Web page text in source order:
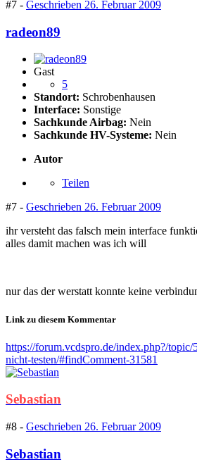
#7 - Geschrieben 26. Februar 2009
radeon89
Gast
5
Standort: Schrobenhausen
Interface: Sonstige
Sachkunde Airbag: Nein
Sachkunde HV-Systeme: Nein
Autor
Teilen
#7 - Geschrieben 26. Februar 2009
ihr versteht das falsch mein interface
alles damit machen was ich will
nur das der werstatt konnte keine
Link zu diesem Kommentar
https://forum.vcdspro.de/index.php?/topic/
nicht-testen/#findComment-31581
Sebastian
#8 - Geschrieben 26. Februar 2009
Sebastian